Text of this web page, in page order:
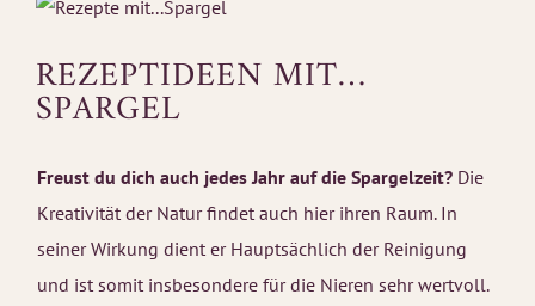
REZEPTIDEEN MIT…
SPARGEL
Freust du dich auch jedes Jahr auf die Spargelzeit? Die
Kreativität der Natur findet auch hier ihren Raum. In
seiner Wirkung dient er Hauptsächlich der Reinigung
und ist somit insbesondere für die Nieren sehr wertvoll.